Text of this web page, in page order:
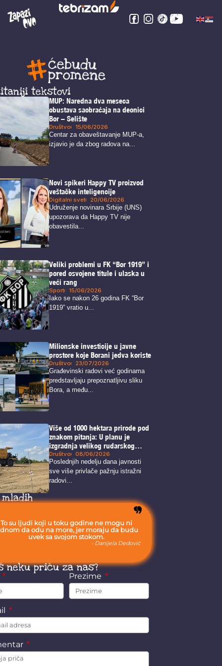
tekstovi
MUP: Naredna dva meseca
obustava saobraćaja na deonici
Bor – Selište
Društvo 15/06/2026
Centar za obaveštavanje MUP-a,
izjavio je da zbog radova na...
Novi spikeri Happy TV proizvod
veštačke inteligencije
Digitalni svet 20/06/2026
Udruženje novinara Srbije (UNS)
upozorava da Happy TV nije
obavestila...
Veliki problemi u FK “Bor 1919” i
pored osvojene titule i ulaska u
veći rang
Sport 15/06/2026
Iako se nakon 26 godina FK “Bor
1919” vratio u...
Milionske investicije u javne
prostore koje Borani jedva koriste
Društvo 23/07/2026
Građevinski radovi već godinama
predstavljaju prepoznatljivu sliku
Bora, a među...
Više od 1000 hektara prirode pod
znakom pitanja: U planu je
izgradnja velikog rudarskog
kompleksa u blizini Zaječara
Društvo 08/06/2026
Poslednjih nedelju dana javnosti
sve više privlače pažnju istražni
radovi...
To su ljudi koji u toku godine ne mogu ni
da odu na more, jer moraju da budu
uvek sa svojom stokom.
- Danijela Dedović
neku priču za nas?
Prezime